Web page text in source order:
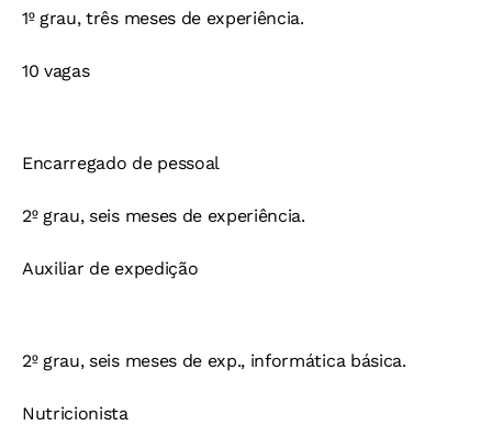
1º grau, três meses de experiência.
10 vagas
Encarregado de pessoal
2º grau, seis meses de experiência.
Auxiliar de expedição
2º grau, seis meses de exp., informática básica.
Nutricionista